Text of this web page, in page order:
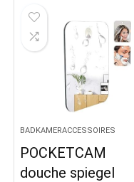
BADKAMERACCESSOIRES
POCKETCAM
douche spiegel